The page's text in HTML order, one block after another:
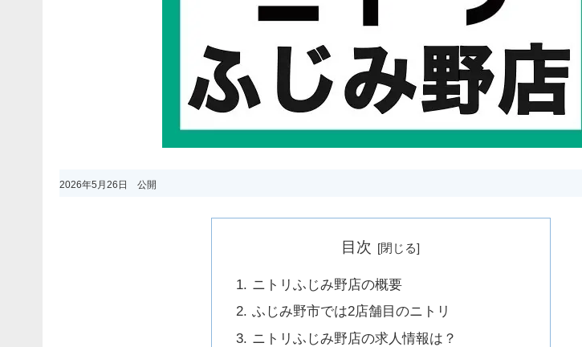
2026年5月26日 公開
目次
ニトリふじみ野店の概要
ふじみ野市では2店舗目のニトリ
ニトリふじみ野店の求人情報は？